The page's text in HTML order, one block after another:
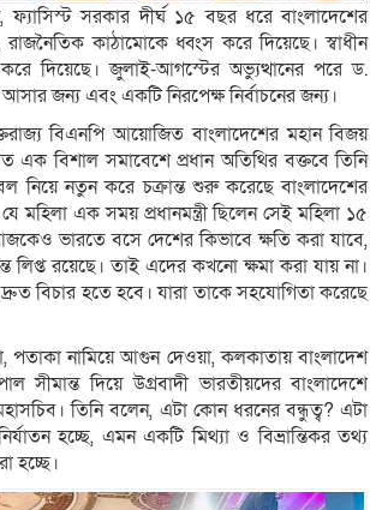
সরকার দীর্ঘ ১৫ বছর ধরে বাংলাদেশের
কাঠামোকে ধ্বংস করে দিয়েছে। স্বাধীন
করে দিয়েছে। জুলাই-আগস্টের অভ্যুত্থানের পরে ড.
জন্য এবং একটি নিরপেক্ষ নির্বাচনের জন্য।
বিএনপি আয়োজিত বাংলাদেশের মহান বিজয়
এক বিশাল সমাবেশে প্রধান অতিথির বক্তবে তিনি
নতুন করে চক্রান্ত শুরু করেছে বাংলাদেশের
মহিলা এক সময় প্রধানমন্ত্রী ছিলেন সেই মহিলা ১৫
ভারতে বসে দেশের কিভাবে ক্ষতি করা যাবে,
লিপ্ত রয়েছে। তাই এদের কখনো ক্ষমা করা যায় না।
বিচার হতে হবে। যারা তাকে সহযোগিতা করেছে
পতাকা নামিয়ে আগুন দেওয়া, কলকাতায় বাংলাদেশ
দিয়ে উগ্রবাদী ভারতীয়দের বাংলাদেশে
তিনি বলেন, এটা কোন ধরনের বন্ধুত্ব? এটা
হচ্ছে, এমন একটি মিথ্যা ও বিভ্রান্তিকর তথ্য
হচ্ছে।